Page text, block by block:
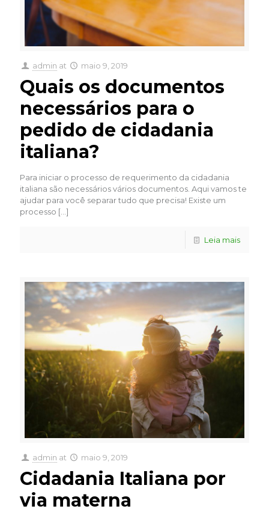
admin at maio 9, 2019
Quais os documentos
necessários para o
pedido de cidadania
italiana?
Para iniciar o processo de requerimento da cidadania
italiana são necessários vários documentos. Aqui vamos te
ajudar para você separar tudo que precisa! Existe um
processo […]
Leia mais
admin at maio 9, 2019
Cidadania Italiana por
via materna